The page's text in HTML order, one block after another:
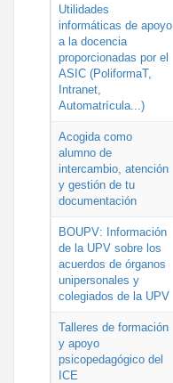
Utilidades
informáticas de apoyo
a la docencia
proporcionadas por el
ASIC (PoliformaT,
Intranet,
Automatrícula...)
Acogida como
alumno de
intercambio, atención
y gestión de tu
documentación
BOUPV: Información
de la UPV sobre los
acuerdos de órganos
unipersonales y
colegiados de la UPV
Talleres de formación
y apoyo
psicopedagógico del
ICE